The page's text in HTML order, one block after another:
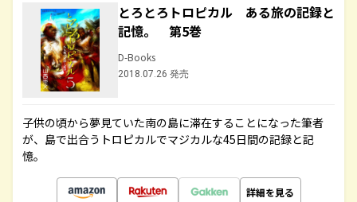
とろとろトロピカル ある旅の記録と
記憶。 第5巻
D-Books
2018.07.26 発売
子供の頃から夢見ていた南の島に滞在することになった筆者
が、島で出合うトロピカルでマジカルな45日間の記録と記
憶。
詳細を見る